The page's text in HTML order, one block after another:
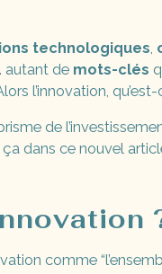
technologiques,
autant de mots-clés
l’innovation, qu’est-
de
dans ce nouvel
comme